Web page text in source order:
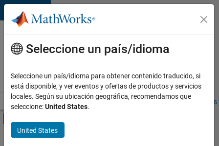
Saltar al contenido
Ofertas
de
empleo
MathWorks
Visión general Búsqueda de empleo Oficinas locales
Contenido principal
FILTRADO POR
Seleccione un país/idioma
Seleccione un país/idioma para obtener contenido traducido, si
está disponible, y ver eventos y ofertas de productos y servicios
locales. Según su ubicación geográfica, recomendamos que
seleccione:United States.
United States